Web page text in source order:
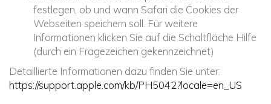
festlegen, ob und wann Safari die Cookies der
Webseiten speichern soll. Für weitere
Informationen klicken Sie auf die Schaltfläche Hilfe
(durch ein Fragezeichen gekennzeichnet)
Detaillierte Informationen dazu finden Sie unter:
https://support.apple.com/kb/PH5042?locale=en_US